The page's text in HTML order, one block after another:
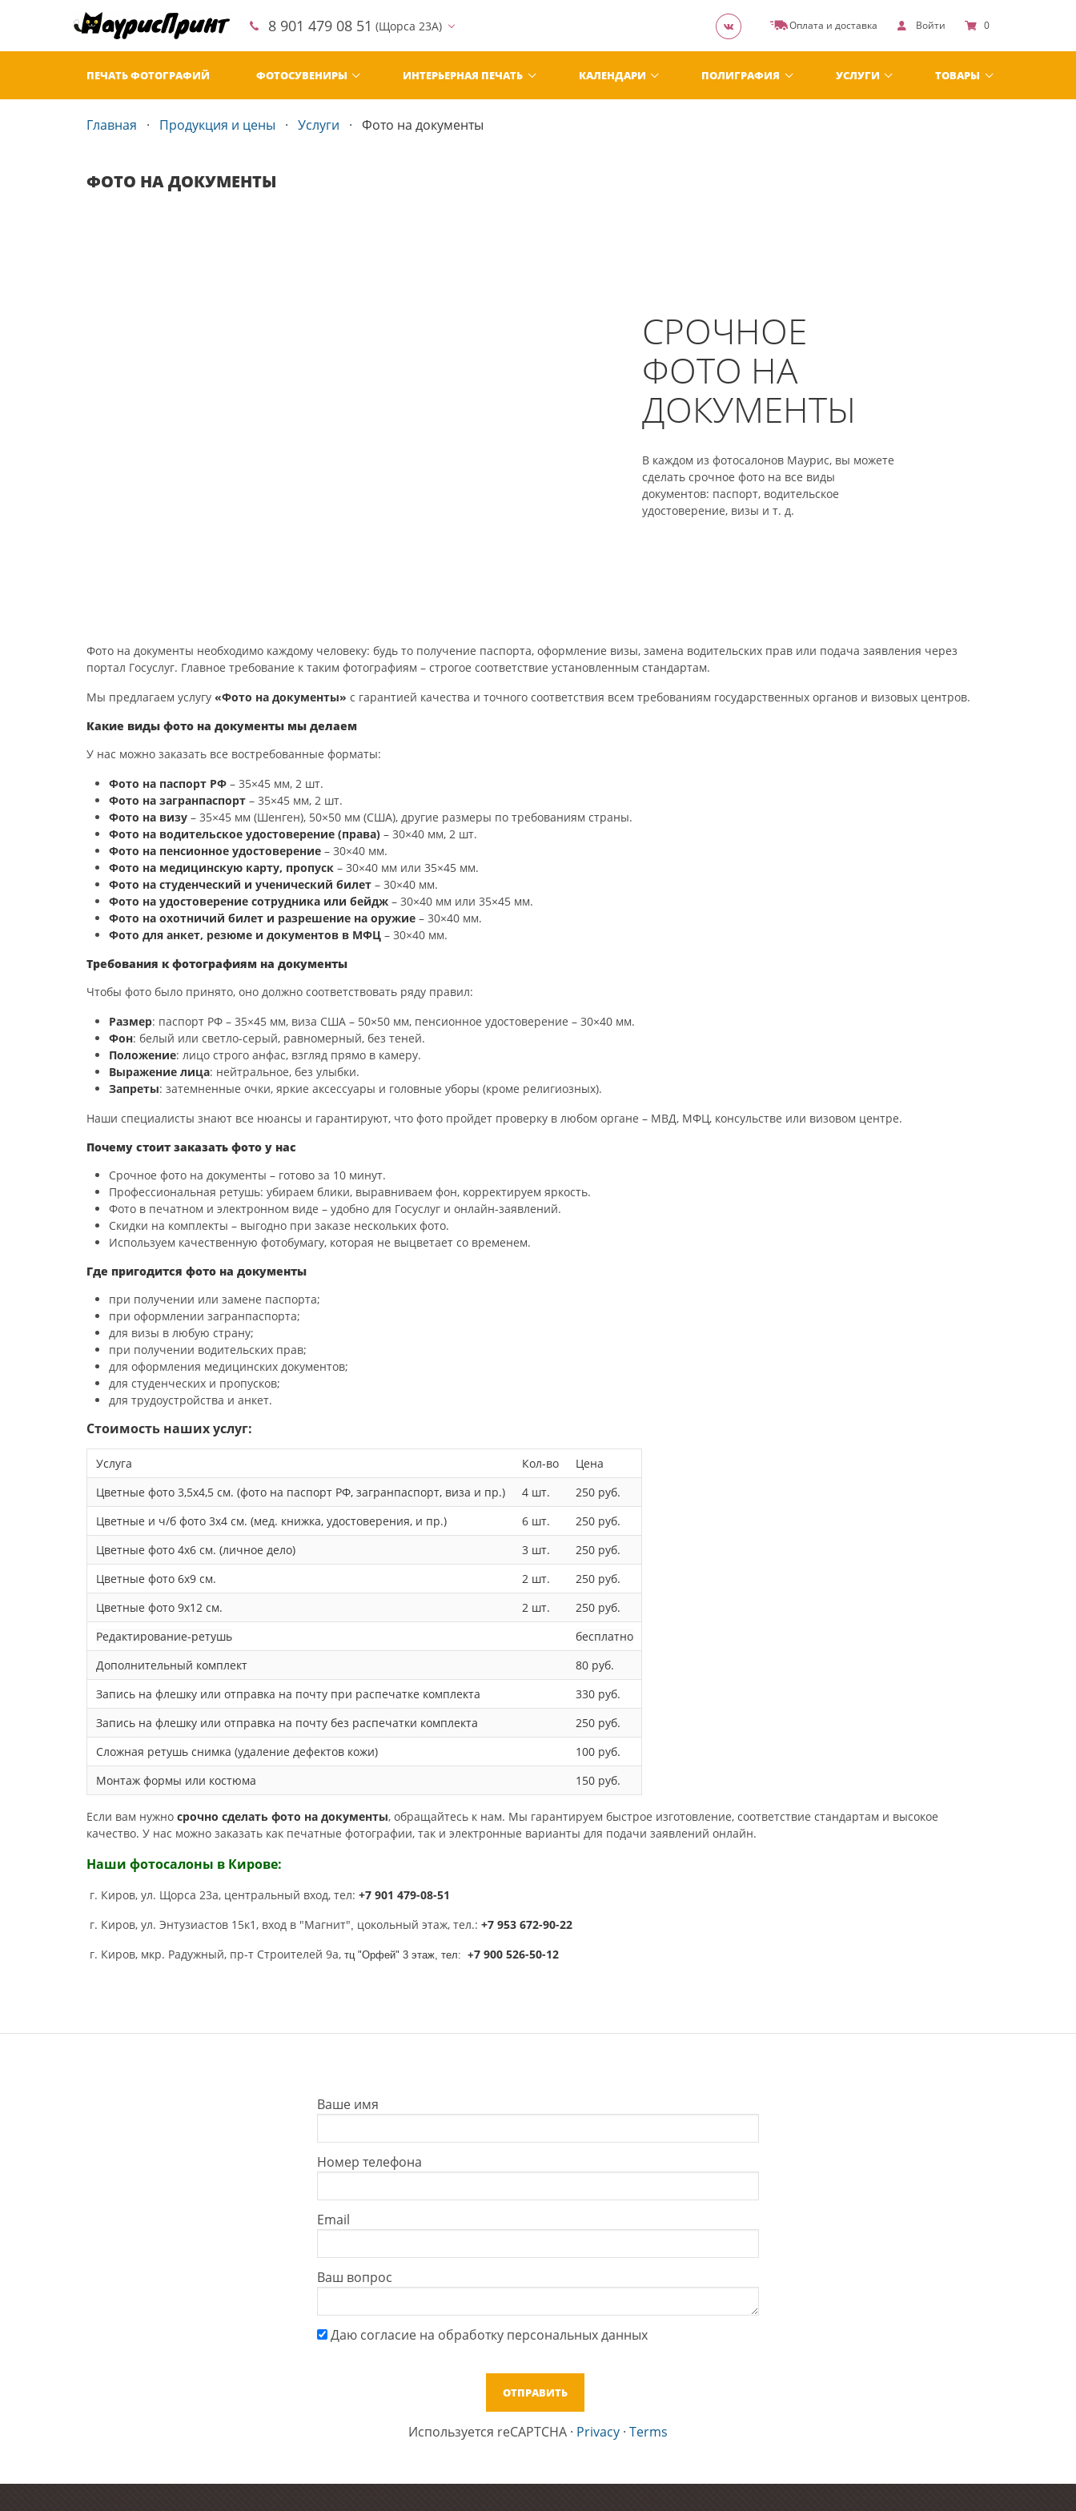
8 901 479 08 51 (Щорса 23А) Оплата и доставка Войти 0
ПЕЧАТЬ ФОТОГРАФИЙ ФОТОСУВЕНИРЫ ИНТЕРЬЕРНАЯ ПЕЧАТЬ КАЛЕНДАРИ ПОЛИГРАФИЯ УСЛУГИ ТОВАРЫ
Главная Продукция и цены Услуги Фото на документы
ФОТО НА ДОКУМЕНТЫ
СРОЧНОЕ
ФОТО НА
ДОКУМЕНТЫ
В каждом из фотосалонов Маурис, вы можете
сделать срочное фото на все виды
документов: паспорт, водительское
удостоверение, визы и т. д.
Фото на документы необходимо каждому человеку: будь то получение паспорта, оформление визы, замена водительских прав или подача заявления через
портал Госуслуг. Главное требование к таким фотографиям – строгое соответствие установленным стандартам.
Мы предлагаем услугу «Фото на документы» с гарантией качества и точного соответствия всем требованиям государственных органов и визовых центров.
Какие виды фото на документы мы делаем
У нас можно заказать все востребованные форматы:
Фото на паспорт РФ – 35×45 мм, 2 шт.
Фото на загранпаспорт – 35×45 мм, 2 шт.
Фото на визу – 35×45 мм (Шенген), 50×50 мм (США), другие размеры по требованиям страны.
Фото на водительское удостоверение (права) – 30×40 мм, 2 шт.
Фото на пенсионное удостоверение – 30×40 мм.
Фото на медицинскую карту, пропуск – 30×40 мм или 35×45 мм.
Фото на студенческий и ученический билет – 30×40 мм.
Фото на удостоверение сотрудника или бейдж – 30×40 мм или 35×45 мм.
Фото на охотничий билет и разрешение на оружие – 30×40 мм.
Фото для анкет, резюме и документов в МФЦ – 30×40 мм.
Требования к фотографиям на документы
Чтобы фото было принято, оно должно соответствовать ряду правил:
Размер: паспорт РФ – 35×45 мм, виза США – 50×50 мм, пенсионное удостоверение – 30×40 мм.
Фон: белый или светло-серый, равномерный, без теней.
Положение: лицо строго анфас, взгляд прямо в камеру.
Выражение лица: нейтральное, без улыбки.
Запреты: затемненные очки, яркие аксессуары и головные уборы (кроме религиозных).
Наши специалисты знают все нюансы и гарантируют, что фото пройдет проверку в любом органе – МВД, МФЦ, консульстве или визовом центре.
Почему стоит заказать фото у нас
Срочное фото на документы – готово за 10 минут.
Профессиональная ретушь: убираем блики, выравниваем фон, корректируем яркость.
Фото в печатном и электронном виде – удобно для Госуслуг и онлайн-заявлений.
Скидки на комплекты – выгодно при заказе нескольких фото.
Используем качественную фотобумагу, которая не выцветает со временем.
Где пригодится фото на документы
при получении или замене паспорта;
при оформлении загранпаспорта;
для визы в любую страну;
при получении водительских прав;
для оформления медицинских документов;
для студенческих и пропусков;
для трудоустройства и анкет.
Стоимость наших услуг:
Услуга Кол-во
Цена
Цветные фото 3,5х4,5 см. (фото на паспорт РФ, загранпаспорт, виза и пр.)
4 шт.
250 руб.
Цветные и ч/б фото 3х4 см. (мед. книжка, удостоверения, и пр.)
6 шт.
250 руб.
Цветные фото 4х6 см. (личное дело)
3 шт.
250 руб.
Цветные фото 6х9 см.
2 шт.
250 руб.
Цветные фото 9х12 см.
2 шт.
250 руб.
Редактирование-ретушь
бесплатно
Дополнительный комплект
80 руб.
Запись на флешку или отправка на почту при распечатке комплекта
330 руб.
Запись на флешку или отправка на почту без распечатки комплекта
250 руб.
Сложная ретушь снимка (удаление дефектов кожи)
100 руб.
Монтаж формы или костюма
150 руб.
Если вам нужно срочно сделать фото на документы, обращайтесь к нам. Мы гарантируем быстрое изготовление, соответствие стандартам и высокое
качество. У нас можно заказать как печатные фотографии, так и электронные варианты для подачи заявлений онлайн.
Наши фотосалоны в Кирове:
г. Киров, ул. Щорса 23а, центральный вход, тел: +7 901 479-08-51
г. Киров, ул. Энтузиастов 15к1, вход в "Магнит", цокольный этаж, тел.: +7 953 672-90-22
г. Киров, мкр. Радужный, пр-т Строителей 9а, тц "Орфей" 3 этаж, тел: +7 900 526-50-12
Ваше имя
Номер телефона
Email
Ваш вопрос
Даю cогласие на обработку персональных данных
Используется reCAPTCHA · Privacy · Terms